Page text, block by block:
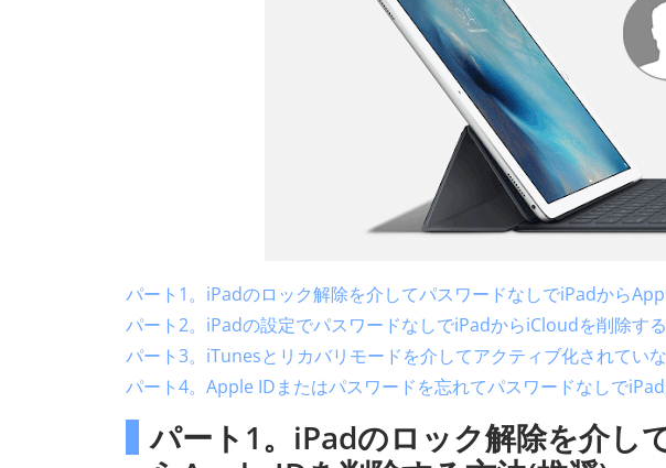
パート1。iPadのロック解除を介してパスワードなしでiPadから
パート2。iPadの設定でパスワードなしでiPadからiCloudを削除す
パート3。iTunesとリカバリモードを介してアクティブ化されてい
パート4。Apple IDまたはパスワードを忘れてパスワードなしで
パート1。iPadのロック解除を介し